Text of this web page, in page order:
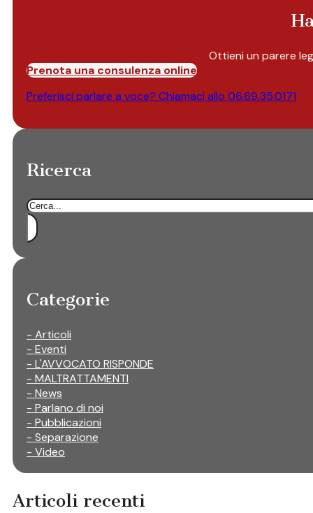
Ottieni un parere
Prenota una consulenza online
Preferisci parlare a voce? Chiamaci allo 06.69.35.0171
Ricerca
Cerca
Categorie
- Articoli
- Eventi
- L'AVVOCATO RISPONDE
- MALTRATTAMENTI
- News
- Parlano di noi
- Pubblicazioni
- Separazione
- Video
Articoli recenti